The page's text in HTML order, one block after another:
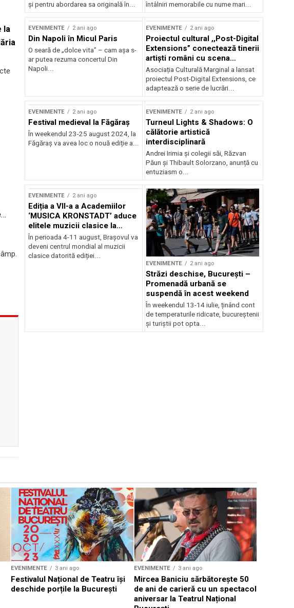
la
și pentru abordarea sa originală în...
întâlniri memorabile cu nume mari...
EVENIMENTE 2 ani ago
Din Napoli în Micul Paris
O seară de „dolce vita” – cam așa s-
ar putea rezuma concertul Din
Napoli...
EVENIMENTE 2 ani ago
Proiectul cultural ,,Post-Digital
Extensions” conectează tinerii
artiști români cu scena
internațională
Asociația Culturală Marginal a lansat
proiectul Post-Digital Extensions, ce
adaptează o serie de lucrări...
EVENIMENTE 2 ani ago
Festival medieval la Făgăraș
În weekendul 23-25 august 2024, la
Făgăraș va avea loc o nouă ediție a...
EVENIMENTE 2 ani ago
Turneul Lights & Shadows: O
călătorie artistică
interdisciplinară
Andrei Irimia și colegii săi, Răzvan
Păun și Thibault Solorzano, anunță cu
entuziasm o...
EVENIMENTE 2 ani ago
Ediția a VII-a a Academiilor
‘MUSICA KRONSTADT’ aduce
elitele muzicii clasice la
Brașov
În perioada 4-11 august, Brașovul va
deveni centrul mondial al muzicii
clasice datorită ediției...
EVENIMENTE 2 ani ago
Străzi deschise, București –
Promenadă urbană se
suspendă în acest weekend
În weekendul 13-14 iulie, ținând cont
de temperaturile ridicate, bucureștenii
și turiștii pot opta...
EVENIMENTE 3 ani ago
Festivalul Național de Teatru își
deschide porțile la București
EVENIMENTE 3 ani ago
Mircea Baniciu sărbătorește 50
de ani de carieră cu un spectacol
aniversar la Teatrul Național